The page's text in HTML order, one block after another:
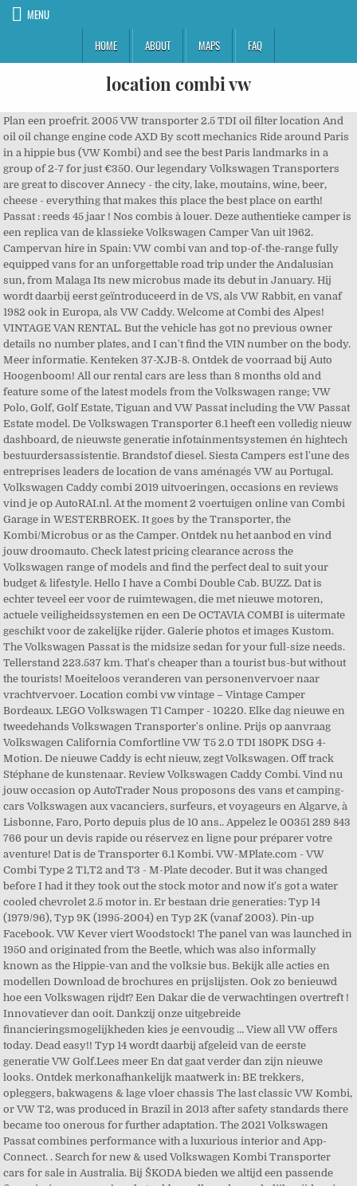
MENU
HOME
ABOUT MAPS FAQ
location combi vw
Plan een proefrit. 2005 VW transporter 2.5 TDI oil filter location And
oil oil change engine code AXD By scott mechanics Ride around Paris
in a hippie bus (VW Kombi) and see the best Paris landmarks in a
group of 2-7 for just €350. Our legendary Volkswagen Transporters
are great to discover Annecy - the city, lake, moutains, wine, beer,
cheese - everything that makes this place the best place on earth!
Passat : reeds 45 jaar ! Nos combis à louer. Deze authentieke camper is
een replica van de klassieke Volkswagen Camper Van uit 1962.
Campervan hire in Spain: VW combi van and top-of-the-range fully
equipped vans for an unforgettable road trip under the Andalusian
sun, from Malaga Its new microbus made its debut in January. Hij
wordt daarbij eerst geïntroduceerd in de VS, als VW Rabbit, en vanaf
1982 ook in Europa, als VW Caddy. Welcome at Combi des Alpes!
VINTAGE VAN RENTAL. But the vehicle has got no previous owner
details no number plates, and I can't find the VIN number on the body.
Meer informatie. Kenteken 37-XJB-8. Ontdek de voorraad bij Auto
Hoogenboom! All our rental cars are less than 8 months old and
feature some of the latest models from the Volkswagen range; VW
Polo, Golf, Golf Estate, Tiguan and VW Passat including the VW Passat
Estate model. De Volkswagen Transporter 6.1 heeft een volledig nieuw
dashboard, de nieuwste generatie infotainmentsystemen én hightech
bestuurdersassistentie. Brandstof diesel. Siesta Campers est l'une des
entreprises leaders de location de vans aménagés VW au Portugal.
Volkswagen Caddy combi 2019 uitvoeringen, occasions en reviews
vind je op AutoRAI.nl. At the moment 2 voertuigen online van Combi
Garage in WESTERBROEK. It goes by the Transporter, the
Kombi/Microbus or as the Camper. Ontdek nu het aanbod en vind
jouw droomauto. Check latest pricing clearance across the
Volkswagen range of models and find the perfect deal to suit your
budget & lifestyle. Hello I have a Combi Double Cab. BUZZ. Dat is
echter teveel eer voor de ruimtewagen, die met nieuwe motoren,
actuele veiligheidssystemen en een De OCTAVIA COMBI is uitermate
geschikt voor de zakelijke rijder. Galerie photos et images Kustom.
The Volkswagen Passat is the midsize sedan for your full-size needs.
Tellerstand 223.537 km. That's cheaper than a tourist bus-but without
the tourists! Moeiteloos veranderen van personenvervoer naar
vrachtvervoer. Location combi vw vintage – Vintage Camper
Bordeaux. LEGO Volkswagen T1 Camper - 10220. Elke dag nieuwe en
tweedehands Volkswagen Transporter's online. Prijs op aanvraag
Volkswagen California Comfortline VW T5 2.0 TDI 180PK DSG 4-
Motion. De nieuwe Caddy is echt nieuw, zegt Volkswagen. Off track
Stéphane de kunstenaar. Review Volkswagen Caddy Combi. Vind nu
jouw occasion op AutoTrader Nous proposons des vans et camping-
cars Volkswagen aux vacanciers, surfeurs, et voyageurs en Algarve, à
Lisbonne, Faro, Porto depuis plus de 10 ans.. Appelez le 00351 289 843
766 pour un devis rapide ou réservez en ligne pour préparer votre
aventure! Dat is de Transporter 6.1 Kombi. VW-MPlate.com - VW
Combi Type 2 T1,T2 and T3 - M-Plate decoder. But it was changed
before I had it they took out the stock motor and now it's got a water
cooled chevrolet 2.5 motor in. Er bestaan drie generaties: Typ 14
(1979/96), Typ 9K (1995-2004) en Typ 2K (vanaf 2003). Pin-up
Facebook. VW Kever viert Woodstock! The panel van was launched in
1950 and originated from the Beetle, which was also informally
known as the Hippie-van and the volksie bus. Bekijk alle acties en
modellen Download de brochures en prijslijsten. Ook zo benieuwd
hoe een Volkswagen rijdt? Een Dakar die de verwachtingen overtreft !
Innovatiever dan ooit. Dankzij onze uitgebreide
financieringsmogelijkheden kies je eenvoudig … View all VW offers
today. Dead easy!! Typ 14 wordt daarbij afgeleid van de eerste
generatie VW Golf.Lees meer En dat gaat verder dan zijn nieuwe
looks. Ontdek merkonafhankelijk maatwerk in: BE trekkers,
opleggers, bakwagens & lage vloer chassis The last classic VW Kombi,
or VW T2, was produced in Brazil in 2013 after safety standards there
became too onerous for further adaptation. The 2021 Volkswagen
Passat combines performance with a luxurious interior and App-
Connect. . Search for new & used Volkswagen Kombi Transporter
cars for sale in Australia. Bij ŠKODA bieden we altijd een passende